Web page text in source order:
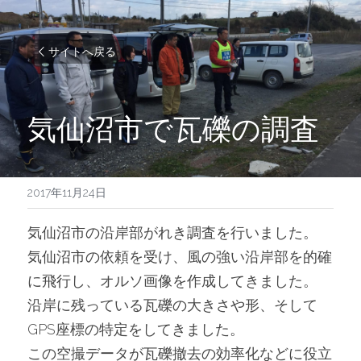
サイトへ戻る
気仙沼市で瓦礫の調査
2017年11月24日
気仙沼市の沿岸部がれき調査を行いました。
気仙沼市の依頼を受け、風の強い沿岸部を的確
に飛行し、オルソ画像を作成してきました。
沿岸に残っている瓦礫の大きさや形、そして
GPS座標の特定をしてきました。
この空撮データが瓦礫撤去の効率化などに役立